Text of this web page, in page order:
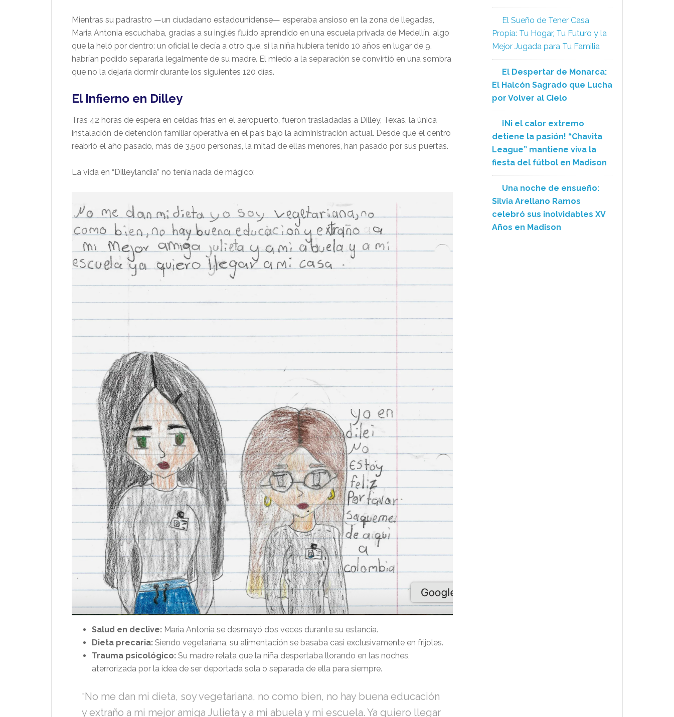
Mientras su padrastro —un ciudadano estadounidense— esperaba ansioso en la zona de llegadas,
Maria Antonia escuchaba, gracias a su inglés fluido aprendido en una escuela privada de Medellín, algo
que la heló por dentro: un oficial le decía a otro que, si la niña hubiera tenido 10 años en lugar de 9,
habrían podido separarla legalmente de su madre. El miedo a la separación se convirtió en una sombra
que no la dejaría dormir durante los siguientes 120 días.
El Infierno en Dilley
Tras 42 horas de espera en celdas frías en el aeropuerto, fueron trasladadas a Dilley, Texas, la única
instalación de detención familiar operativa en el país bajo la administración actual. Desde que el centro
reabrió el año pasado, más de 3,500 personas, la mitad de ellas menores, han pasado por sus puertas.
La vida en “Dilleylandia” no tenía nada de mágico:
Salud en declive: Maria Antonia se desmayó dos veces durante su estancia.
Dieta precaria: Siendo vegetariana, su alimentación se basaba casi exclusivamente en frijoles.
Trauma psicológico: Su madre relata que la niña despertaba llorando en las noches,
aterrorizada por la idea de ser deportada sola o separada de ella para siempre.
“No me dan mi dieta, soy vegetariana, no como bien, no hay buena educación
y extraño a mi mejor amiga Julieta y a mi abuela y mi escuela. Ya quiero llegar
El Sueño de Tener Casa
Propia: Tu Hogar, Tu Futuro y la
Mejor Jugada para Tu Familia
El Despertar de Monarca:
El Halcón Sagrado que Lucha
por Volver al Cielo
¡Ni el calor extremo
detiene la pasión! “Chavita
League” mantiene viva la
fiesta del fútbol en Madison
Una noche de ensueño:
Silvia Arellano Ramos
celebró sus inolvidables XV
Años en Madison